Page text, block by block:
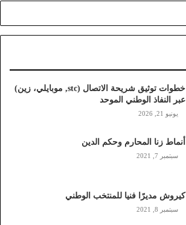
خطوات توثيق شريحة الاتصال (stc, موبايلي، زين)
عبر النفاذ الوطني الموحد
يونيو 21, 2026
أنماط زنا المحارم وحكم الدين
سبتمبر 7, 2021
كيروش مديرًا فنيا للمنتخب الوطني
سبتمبر 8, 2021